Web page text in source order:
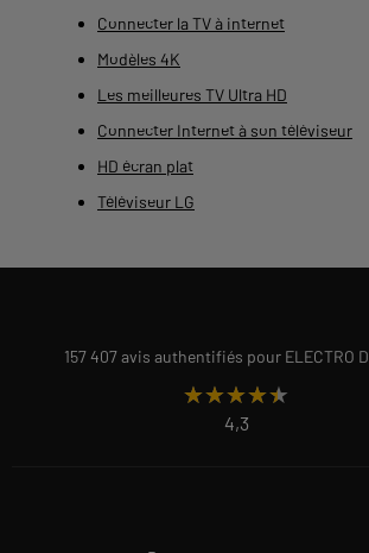
Connecter la TV à internet
Modèles 4K
Les meilleures TV Ultra HD
Connecter Internet à son téléviseur
HD écran plat
Téléviseur LG
157 407 avis authentifiés pour ELECTRO
★★★★★
★★★★★
4,3